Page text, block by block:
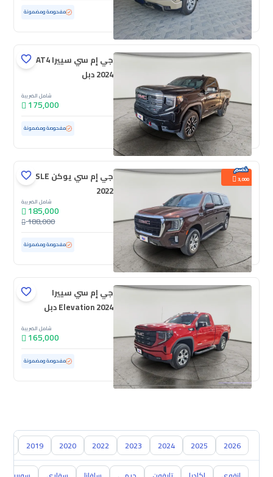
مستعملة 57,606 كم ممشى قليل مفحوصة ومضمونة
جي إم سي سييرا AT4
2024 دبل
شامل الضريبة
175,000
مستعملة 90,192 كم مفحوصة ومضمونة
3,000
جي إم سي يوكن SLE
2022
شامل الضريبة
185,000
188,000
مستعملة 47,339 كم ممشى قليل مفحوصة ومضمونة
جي إم سي سييرا
Elevation 2024 دبل
شامل الضريبة
165,000
مستعملة 47,737 كم ممشى قليل مفحوصة ومضمونة
2026
2025
2024
2023
2022
2020
2019